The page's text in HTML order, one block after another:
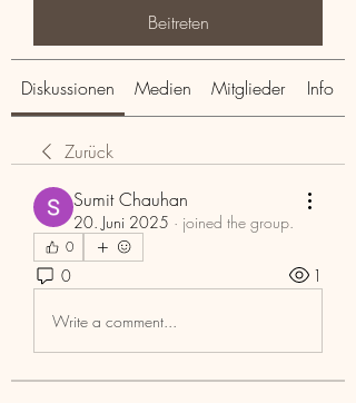
Beitreten
Diskussionen Medien Mitglieder Info
Zurück
Sumit Chauhan
20. Juni 2025 · joined the group.
0
0 1
Write a comment...